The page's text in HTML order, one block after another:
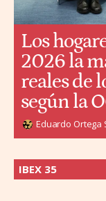
Los
2026 la
reales de
según la
Eduardo Ortega
IBEX 35